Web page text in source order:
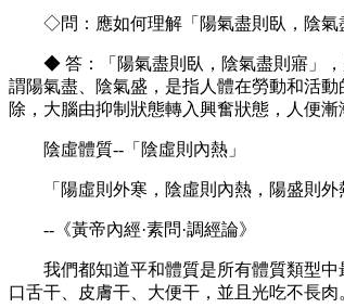
◇問：應如何理解「陽氣盡則臥，陰氣
◆ 答：「陽氣盡則臥，陰氣盡則寤」，是
謂陽氣盡、陰氣盛，是指人體在勞動和活
除，大腦由抑制狀態轉入興奮狀態，人便
陰虛體質--「陰虛則內熱」
「陽虛則外寒，陰虛則內熱，陽盛則外
--《黃帝內經·素問·調經論》
我們都知道平和體質是所有體質類型中
口舌干、皮膚干、大便干，並且光吃不長